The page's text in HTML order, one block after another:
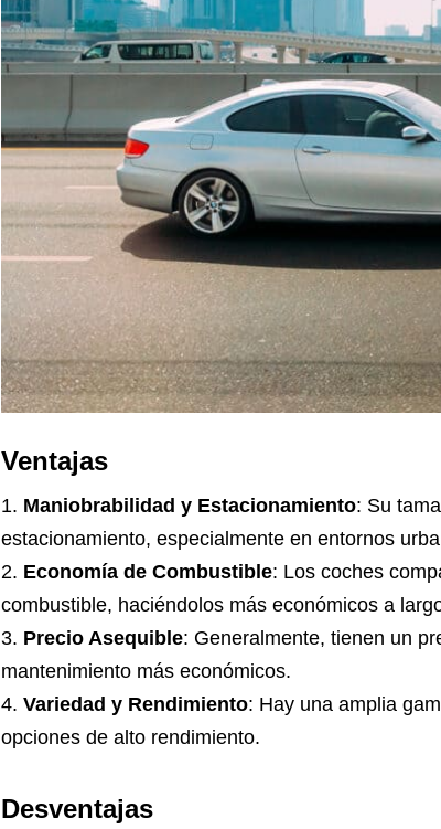
Ventajas
Maniobrabilidad y Estacionamiento: Su
estacionamiento, especialmente en entornos
Economía de Combustible: Los coches
combustible, haciéndolos más económicos a
Precio Asequible: Generalmente, tienen un
mantenimiento más económicos.
Variedad y Rendimiento: Hay una amplia
opciones de alto rendimiento.
Desventajas